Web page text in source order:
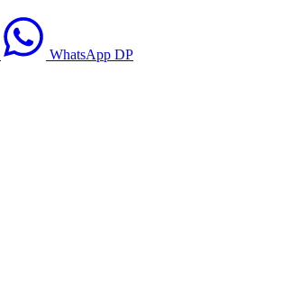
WhatsApp DP